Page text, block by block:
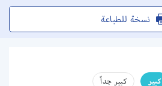
نسخة للطباعة
كبير كبير جداً